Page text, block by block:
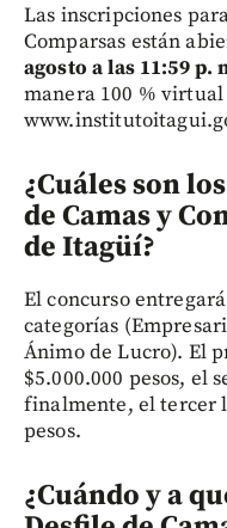
Las inscripciones
Comparsas están
agosto a las 11:59 p.
manera 100 %
¿Cuáles son
de Camas y
de Itagüí?
El concurso
categorías
Ánimo de Lucro). El
$5.000.000 pesos, el
finalmente, el tercer
pesos.
¿Cuándo y a